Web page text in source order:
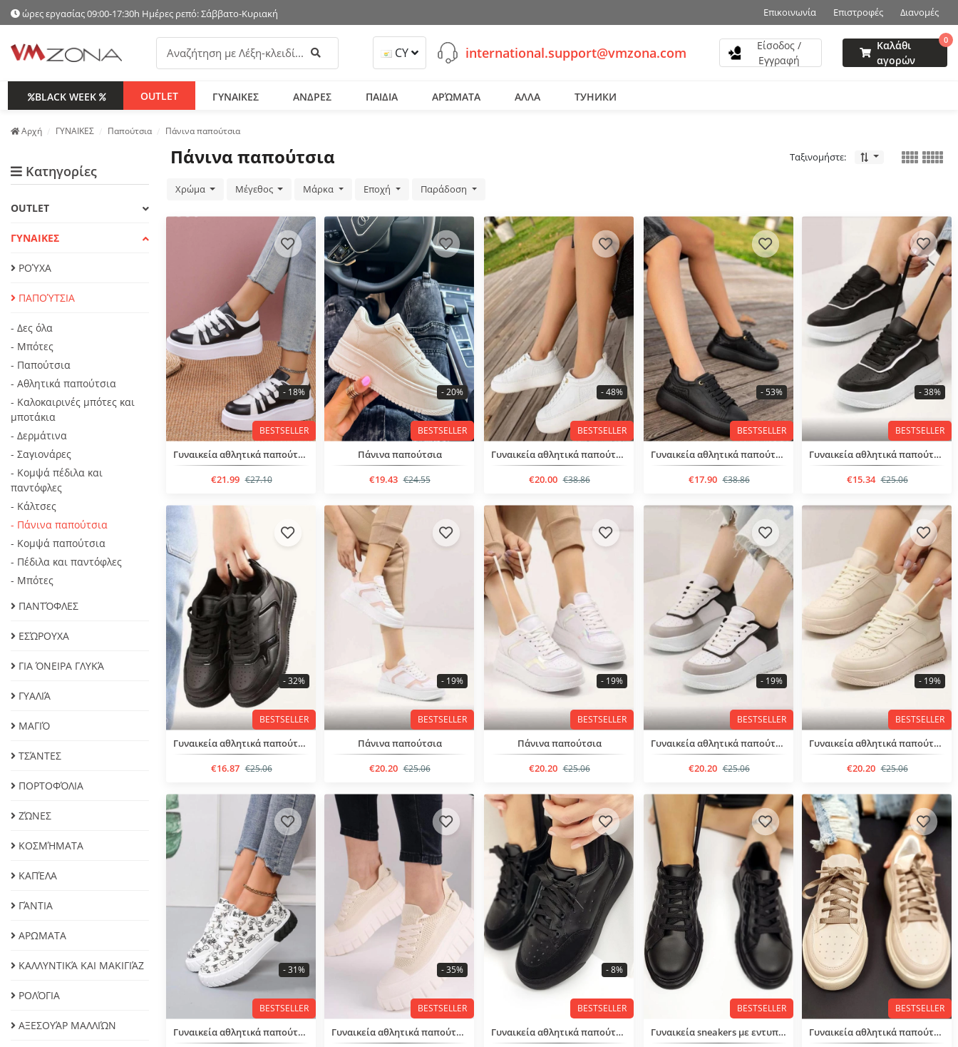
ώρες εργασίας 09:00-17:30h Ημέρες ρεπό: Σάββατο-Κυριακή Επικοινωνία Επιστροφές Διανομές
Αναζήτηση CY international.support@vmzona.com
Είσοδος /
Εγγραφή
Καλάθι
αγορών
0
BLACK WEEK OUTLET ΓΥΝΑΙΚΕΣ ΑΝΔΡΕΣ ΠΑΙΔΙΑ ΑΡΏΜΑΤΑ ΑΛΛΑ ТУНИКИ
Аρχή ΓΥΝΑΙΚΕΣ Παπούτσια Πάνινα παπούτσια
Κατηγορίες
OUTLET
ΓΥΝΑΙΚΕΣ
ΡΟΎΧΑ
ΠΑΠΟΎΤΣΙΑ
- Δες όλα
- Μπότες
- Παπούτσια
- Αθλητικά παπούτσια
- Καλοκαιρινές μπότες και
μποτάκια
- Δερμάτινα
- Σαγιονάρες
- Κομψά πέδιλα και
παντόφλες
- Κάλτσες
- Πάνινα παπούτσια
- Κομψά παπούτσια
- Πέδιλα και παντόφλες
- Μπότες
ΠΑΝΤΌΦΛΕΣ
ΕΣΏΡΟΥΧΑ
ΓΙΑ ΌΝΕΙΡΑ ΓΛΥΚΆ
ΓΥΑΛΙΆ
ΜΑΓΙΌ
ΤΣΆΝΤΕΣ
ΠΟΡΤΟΦΌΛΙΑ
ΖΏΝΕΣ
ΚΟΣΜΉΜΑΤΑ
ΚΑΠΈΛΑ
ΓΆΝΤΙΑ
ΑΡΩΜΑΤΑ
ΚΑΛΛΥΝΤΙΚΆ ΚΑΙ ΜΑΚΙΓΙΆΖ
ΡΟΛΌΓΙΑ
ΑΞΕΣΟΥΆΡ ΜΑΛΛΙΏΝ
Πάνινα παπούτσια Ταξινομήστε:
Χρώμα Μέγεθος Μάρκα Εποχή Παράδοση
BESTSELLER
Γυναικεία αθλητικά παπούτσια με κορδόνια
€21.99 €27.10
- 18%
BESTSELLER
Πάνινα παπούτσια
€19.43 €24.55
- 20%
BESTSELLER
Γυναικεία αθλητικά παπούτσια με κορδόνια
€20.00 €38.86
- 48%
BESTSELLER
Γυναικεία αθλητικά παπούτσια με κορδόνια
€17.90 €38.86
- 53%
BESTSELLER
Γυναικεία αθλητικά παπούτσια
€15.34 €25.06
- 38%
BESTSELLER
Γυναικεία αθλητικά παπούτσια
€16.87 €25.06
- 32%
BESTSELLER
Πάνινα παπούτσια
€20.20 €25.06
- 19%
BESTSELLER
Πάνινα παπούτσια
€20.20 €25.06
- 19%
BESTSELLER
Γυναικεία αθλητικά παπούτσια
€20.20 €25.06
- 19%
BESTSELLER
Γυναικεία αθλητικά παπούτσια
€20.20 €25.06
- 19%
BESTSELLER
Γυναικεία αθλητικά παπούτσια με κορδόνια
- 31%
BESTSELLER
Γυναικεία αθλητικά παπούτσια
- 35%
BESTSELLER
Γυναικεία αθλητικά παπούτσια με κορδόνια
- 8%
BESTSELLER
Γυναικεία sneakers με εντυπωσιακό σχέδιο
BESTSELLER
Γυναικεία αθλητικά παπούτσια με κορδόνια